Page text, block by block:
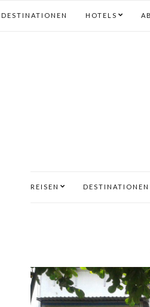
DESTINATIONEN HOTELS
REISEN DESTINATIONEN